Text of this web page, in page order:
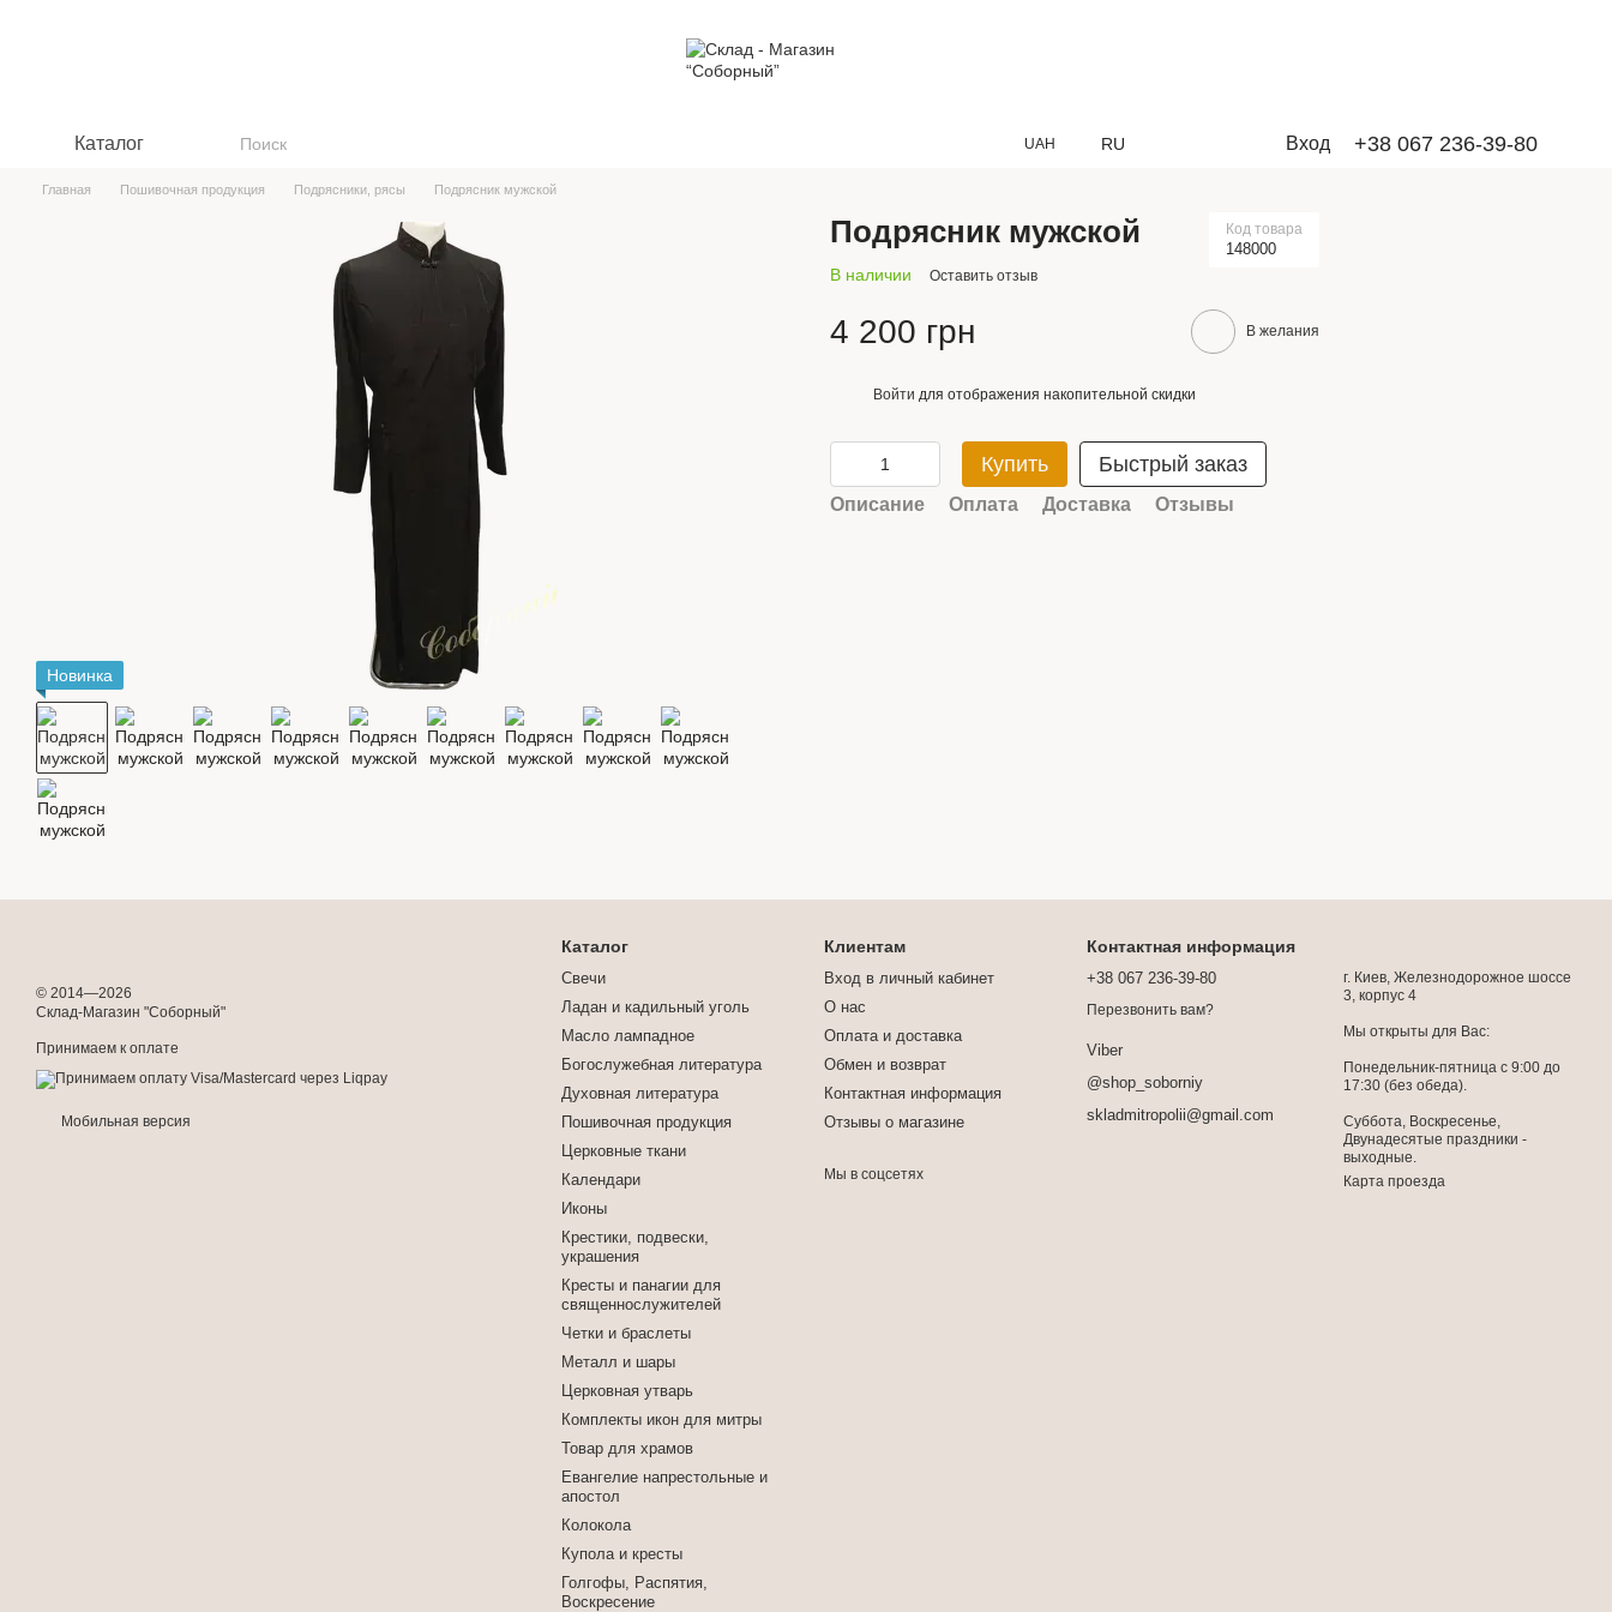
Каталог UAH RU Вход +38 067 236-39-80
Новинка
Главная Пошивочная продукция Подрясники, рясы Подрясник мужской
Подрясник мужской Код товара
148000
В наличии Оставить отзыв
4 200 грн В желания
Войти для отображения накопительной скидки
Купить Быстрый заказ
Описание Оплата Доставка Отзывы
© 2014—2026
Склад-Магазин "Соборный"
Принимаем к оплате
Мобильная версия
Каталог
Свечи
Ладан и кадильный уголь
Масло лампадное
Богослужебная литература
Духовная литература
Пошивочная продукция
Церковные ткани
Календари
Иконы
Крестики, подвески,
украшения
Кресты и панагии для
священнослужителей
Четки и браслеты
Металл и шары
Церковная утварь
Комплекты икон для митры
Товар для храмов
Евангелие напрестольные и
апостол
Колокола
Купола и кресты
Голгофы, Распятия,
Воскресение
Клиентам
Вход в личный кабинет
О нас
Оплата и доставка
Обмен и возврат
Контактная информация
Отзывы о магазине
Мы в соцсетях
Контактная информация
+38 067 236-39-80
Перезвонить вам?
Viber
@shop_soborniy
skladmitropolii@gmail.com
г. Киев, Железнодорожное шоссе
3, корпус 4
Мы открыты для Вас:
Понедельник-пятница с 9:00 до
17:30 (без обеда).
Суббота, Воскресенье,
Двунадесятые праздники -
выходные.
Карта проезда